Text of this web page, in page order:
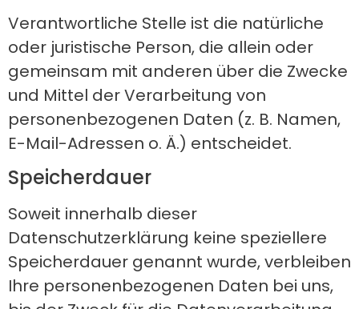
Verantwortliche Stelle ist die natürliche
oder juristische Person, die allein oder
gemeinsam mit anderen über die Zwecke
und Mittel der Verarbeitung von
personenbezogenen Daten (z. B. Namen,
E-Mail-Adressen o. Ä.) entscheidet.
Speicherdauer
Soweit innerhalb dieser
Datenschutzerklärung keine speziellere
Speicherdauer genannt wurde, verbleiben
Ihre personenbezogenen Daten bei uns,